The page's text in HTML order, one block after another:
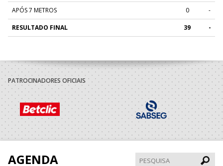
APÓS 7 METROS 0 -
RESULTADO FINAL 39 -
PATROCINADORES OFICIAIS
AGENDA